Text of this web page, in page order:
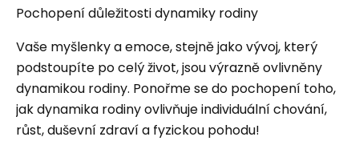
Pochopení důležitosti dynamiky rodiny
Vaše myšlenky a emoce, stejně jako vývoj, který
podstoupíte po celý život, jsou výrazně ovlivněny
dynamikou rodiny. Ponořme se do pochopení toho,
jak dynamika rodiny ovlivňuje individuální chování,
růst, duševní zdraví a fyzickou pohodu!